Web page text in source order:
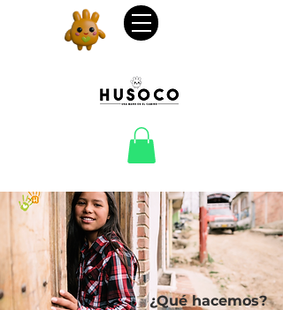
¿Qué hacemos?